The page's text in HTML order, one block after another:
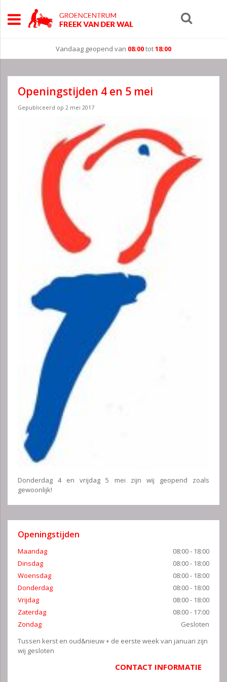
Vandaag geopend van 08:00tot18:00
Openingstijden 4 en 5 mei
Gepubliceerd op 2 mei 2017
Donderdag 4 en vrijdag 5 mei zijn wij geopend zoals
gewoonlijk!
Openingstijden
Maandag
08:00 - 18:00
Dinsdag
08:00 - 18:00
Woensdag
08:00 - 18:00
Donderdag
08:00 - 18:00
Vrijdag
08:00 - 18:00
Zaterdag
08:00 - 17:00
Zondag
Gesloten
Tussen kerst en oud&nieuw + de eerste week van januari zijn
wij gesloten
CONTACT INFORMATIE